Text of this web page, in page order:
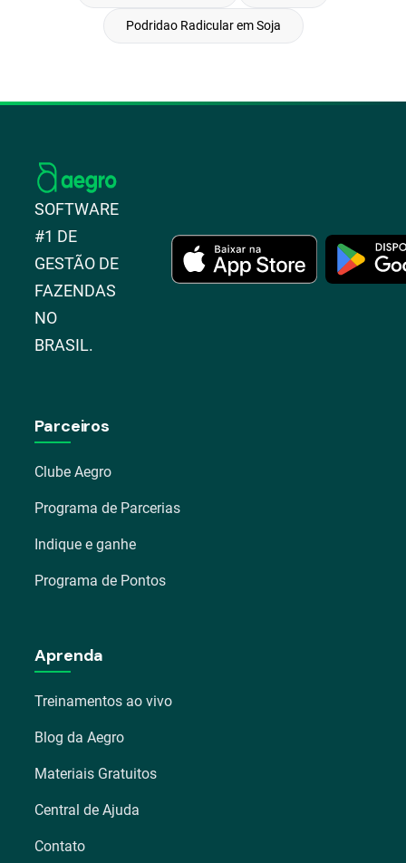
Podridao Radicular em Soja
SOFTWARE
#1 DE
GESTÃO DE
FAZENDAS
NO
BRASIL.
Parceiros
Clube Aegro
Programa de Parcerias
Indique e ganhe
Programa de Pontos
Aprenda
Treinamentos ao vivo
Blog da Aegro
Materiais Gratuitos
Central de Ajuda
Contato